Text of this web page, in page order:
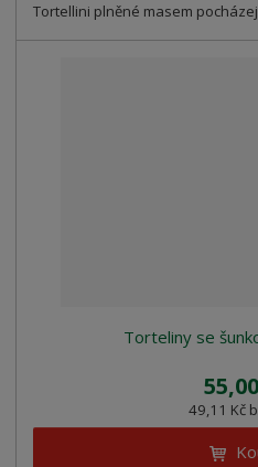
Tortellini plněné masem
Torteliny se
49,11 Kč